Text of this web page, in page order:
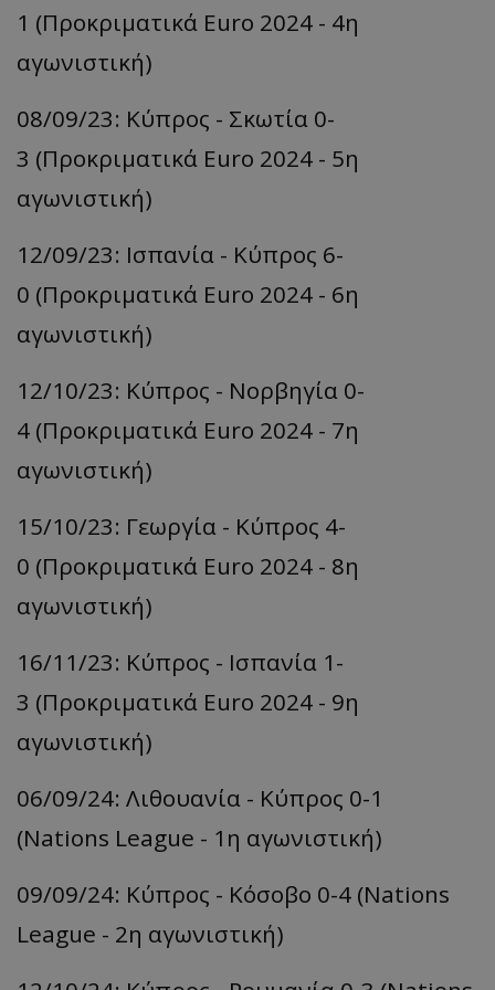
1 (Προκριματικά Euro 2024 - 4η
αγωνιστική)
08/09/23: Κύπρος - Σκωτία 0-
3 (Προκριματικά Euro 2024 - 5η
αγωνιστική)
12/09/23: Ισπανία - Κύπρος 6-
0 (Προκριματικά Euro 2024 - 6η
αγωνιστική)
12/10/23: Κύπρος - Νορβηγία 0-
4 (Προκριματικά Euro 2024 - 7η
αγωνιστική)
15/10/23: Γεωργία - Κύπρος 4-
0 (Προκριματικά Euro 2024 - 8η
αγωνιστική)
16/11/23: Κύπρος - Ισπανία 1-
3 (Προκριματικά Euro 2024 - 9η
αγωνιστική)
06/09/24: Λιθουανία - Κύπρος 0-1
(Nations League - 1η αγωνιστική)
09/09/24: Κύπρος - Κόσοβο 0-4 (Nations
League - 2η αγωνιστική)